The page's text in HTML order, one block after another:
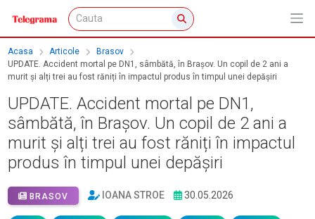
Acasa Articole
Brasov
UPDATE. Accident mortal pe DN1, sâmbătă, în Brașov. Un copil de 2 ani a
murit și alți trei au fost răniți în impactul produs în timpul unei depășiri
UPDATE. Accident mortal pe DN1,
sâmbătă, în Brașov. Un copil de 2 ani a
murit și alți trei au fost răniți în impactul
produs în timpul unei depășiri
BRASOV IOANA STROE 30.05.2026